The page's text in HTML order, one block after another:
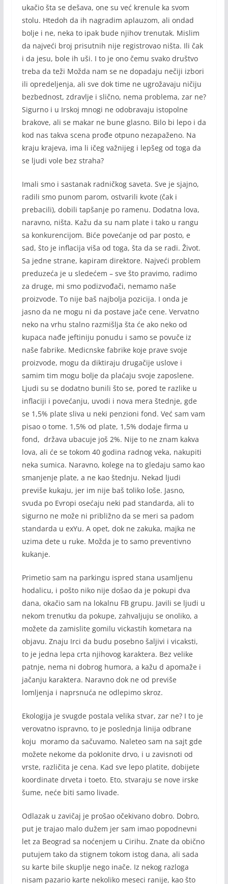
ukačio šta se dešava, one su već krenule ka svom
stolu. Htedoh da ih nagradim aplauzom, ali ondad
bolje i ne, neka to ipak bude njihov trenutak. Mislim
da najveći broj prisutnih nije registrovao ništa. Ili čak
i da jesu, bole ih uši. I to je ono čemu svako društvo
treba da teži Možda nam se ne dopadaju nečiji izbori
ili opredeljenja, ali sve dok time ne ugrožavaju ničiju
bezbednost, zdravlje i slično, nema problema, zar ne?
Sigurno i u Irskoj mnogi ne odobravaju istopolne
brakove, ali se makar ne bune glasno. Bilo bi lepo i da
kod nas takva scena prođe otpuno nezapaženo. Na
kraju krajeva, ima li ičeg važnijeg i lepšeg od toga da
se ljudi vole bez straha?
Imali smo i sastanak radničkog saveta. Sve je sjajno,
radili smo punom parom, ostvarili kvote (čak i
prebacili), dobili tapšanje po ramenu. Dodatna lova,
naravno, ništa. Kažu da su nam plate i tako u rangu
sa konkurencijom. Biće povećanje od par posto, e
sad, što je inflacija viša od toga, šta da se radi. Život.
Sa jedne strane, kapiram direktore. Najveći problem
preduzeća je u sledećem – sve što pravimo, radimo
za druge, mi smo podizvođači, nemamo naše
proizvode. To nije baš najbolja pozicija. I onda je
jasno da ne mogu ni da postave jače cene. Vervatno
neko na vrhu stalno razmišlja šta će ako neko od
kupaca nađe jeftiniju ponudu i samo se povuče iz
naše fabrike. Medicnske fabrike koje prave svoje
proizvode, mogu da diktiraju drugačije uslove i
samim tim mogu bolje da plaćaju svoje zaposlene.
Ljudi su se dodatno bunili što se, pored te razlike u
inflaciji i povećanju, uvodi i nova mera štednje, gde
se 1,5% plate sliva u neki penzioni fond. Već sam vam
pisao o tome. 1,5% od plate, 1,5% dodaje firma u
fond, država ubacuje još 2%. Nije to ne znam kakva
lova, ali će se tokom 40 godina radnog veka, nakupiti
neka sumica. Naravno, kolege na to gledaju samo kao
smanjenje plate, a ne kao štednju. Nekad ljudi
previše kukaju, jer im nije baš toliko loše. Jasno,
svuda po Evropi osećaju neki pad standarda, ali to
sigurno ne može ni približno da se meri sa padom
standarda u exYu. A opet, dok ne zakuka, majka ne
uzima dete u ruke. Možda je to samo preventivno
kukanje.
Primetio sam na parkingu ispred stana usamljenu
hodalicu, i pošto niko nije došao da je pokupi dva
dana, okačio sam na lokalnu FB grupu. Javili se ljudi u
nekom trenutku da pokupe, zahvaljuju se onoliko, a
možete da zamislite gomilu vickastih kometara na
objavu. Znaju Irci da budu posebno šaljivi i vicaksti,
to je jedna lepa crta njihovog karaktera. Bez velike
patnje, nema ni dobrog humora, a kažu d apomaže i
jačanju karaktera. Naravno dok ne od previše
lomljenja i naprsnuća ne odlepimo skroz.
Ekologija je svugde postala velika stvar, zar ne? I to je
verovatno ispravno, to je poslednja linija odbrane
koju moramo da sačuvamo. Naleteo sam na sajt gde
možete nekome da poklonite drvo, i u zavisnoti od
vrste, različita je cena. Kad sve lepo platite, dobijete
koordinate drveta i toeto. Eto, stvaraju se nove irske
šume, neće biti samo livade.
Odlazak u zavičaj je prošao očekivano dobro. Dobro,
put je trajao malo dužem jer sam imao popodnevni
let za Beograd sa noćenjem u Cirihu. Znate da obično
putujem tako da stignem tokom istog dana, ali sada
su karte bile skuplje nego inače. Iz nekog razloga
nisam pazario karte nekoliko meseci ranije, kao što